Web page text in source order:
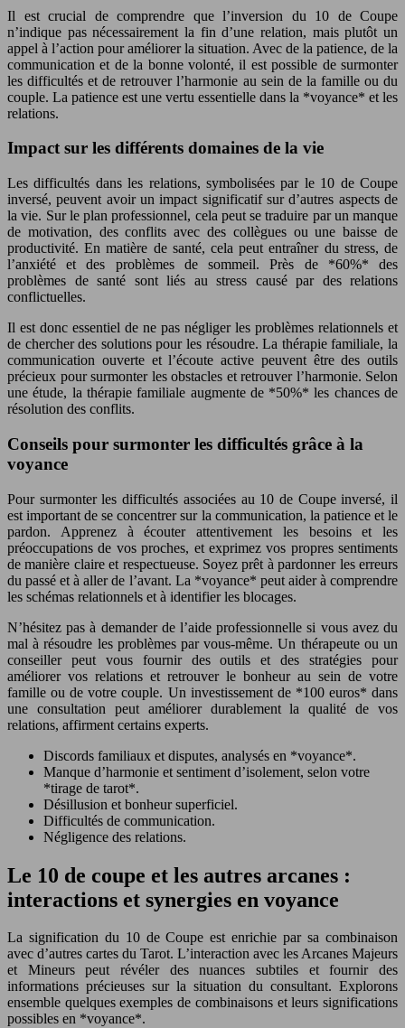
Il est crucial de comprendre que l’inversion du 10 de Coupe
n’indique pas nécessairement la fin d’une relation, mais plutôt un
appel à l’action pour améliorer la situation. Avec de la patience, de la
communication et de la bonne volonté, il est possible de surmonter
les difficultés et de retrouver l’harmonie au sein de la famille ou du
couple. La patience est une vertu essentielle dans la *voyance* et les
relations.
Impact sur les différents domaines de la vie
Les difficultés dans les relations, symbolisées par le 10 de Coupe
inversé, peuvent avoir un impact significatif sur d’autres aspects de
la vie. Sur le plan professionnel, cela peut se traduire par un manque
de motivation, des conflits avec des collègues ou une baisse de
productivité. En matière de santé, cela peut entraîner du stress, de
l’anxiété et des problèmes de sommeil. Près de *60%* des
problèmes de santé sont liés au stress causé par des relations
conflictuelles.
Il est donc essentiel de ne pas négliger les problèmes relationnels et
de chercher des solutions pour les résoudre. La thérapie familiale, la
communication ouverte et l’écoute active peuvent être des outils
précieux pour surmonter les obstacles et retrouver l’harmonie. Selon
une étude, la thérapie familiale augmente de *50%* les chances de
résolution des conflits.
Conseils pour surmonter les difficultés grâce à la
voyance
Pour surmonter les difficultés associées au 10 de Coupe inversé, il
est important de se concentrer sur la communication, la patience et le
pardon. Apprenez à écouter attentivement les besoins et les
préoccupations de vos proches, et exprimez vos propres sentiments
de manière claire et respectueuse. Soyez prêt à pardonner les erreurs
du passé et à aller de l’avant. La *voyance* peut aider à comprendre
les schémas relationnels et à identifier les blocages.
N’hésitez pas à demander de l’aide professionnelle si vous avez du
mal à résoudre les problèmes par vous-même. Un thérapeute ou un
conseiller peut vous fournir des outils et des stratégies pour
améliorer vos relations et retrouver le bonheur au sein de votre
famille ou de votre couple. Un investissement de *100 euros* dans
une consultation peut améliorer durablement la qualité de vos
relations, affirment certains experts.
Discords familiaux et disputes, analysés en *voyance*.
Manque d’harmonie et sentiment d’isolement, selon votre
*tirage de tarot*.
Désillusion et bonheur superficiel.
Difficultés de communication.
Négligence des relations.
Le 10 de coupe et les autres arcanes :
interactions et synergies en voyance
La signification du 10 de Coupe est enrichie par sa combinaison
avec d’autres cartes du Tarot. L’interaction avec les Arcanes Majeurs
et Mineurs peut révéler des nuances subtiles et fournir des
informations précieuses sur la situation du consultant. Explorons
ensemble quelques exemples de combinaisons et leurs significations
possibles en *voyance*.